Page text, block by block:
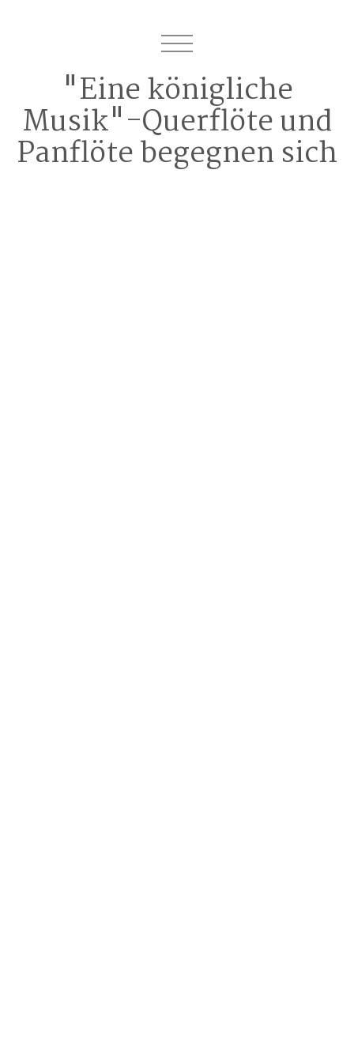
"Eine königliche
Musik"-Querflöte und
Panflöte begegnen sich